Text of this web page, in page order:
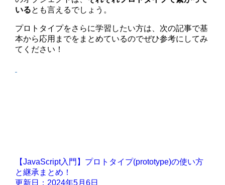
いるとも言えるでしょう。
プロトタイプをさらに学習したい方は、次の記事で基
本から応用までをまとめているのでぜひ参考にしてみ
てください！
【JavaScript入門】プロトタイプ(prototype)の使い方
と継承まとめ！
更新日：2024年5月6日